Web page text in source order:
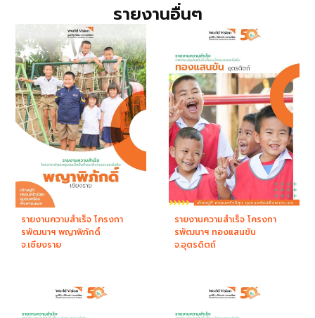
รายงานอื่นๆ
รายงานความสำเร็จ โครงกา
รพัฒนาฯ พญาพิภักดิ์
จ.เชียงราย
รายงานความสำเร็จ โครงกา
รพัฒนาฯ ทองแสนขัน
จ.อุตรดิตถ์